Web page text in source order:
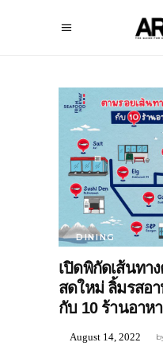
DINING
เปิดพิกัดเส้นทา
สดใหม่ ลิ้มรสอา
กับ 10 ร้านอาห
August 14, 2022